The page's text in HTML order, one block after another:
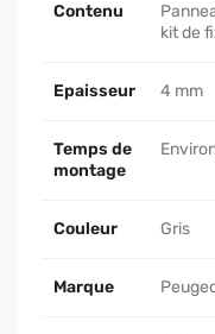
Contenu
kit de
Epaisseur 4 mm
Temps de
montage
Couleur Gris
Marque